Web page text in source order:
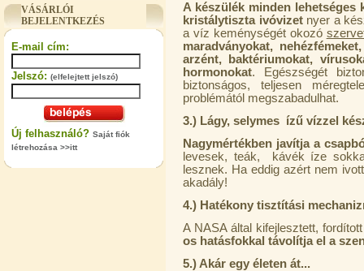
320,-Ft
---------
Quick
VÁSÁRLÓI
BEJELENTKEZÉS
E-mail cím:
Jelszó: (elfelejtett jelszó)
Új felhasználó? Saját fiók
létrehozása >>itt
A készülék minden
kristálytiszta ivóvizetnyer a
a víz keménységét okozó
maradványokat,
arzént, baktériumokat,
hormonokat. Egészségét
biztonságos, teljesen
problémától megszabadulhat.
3.) Lágy, selymes ízű vízzel
Nagymértékben javítja a
levesek, teák, kávék íze
lesznek. Ha eddig azért nem
akadály!
4.) Hatékony tisztítási
A NASA által kifejlesztett,
os hatásfokkal távolítja el a
5.) Akár egy életen át...